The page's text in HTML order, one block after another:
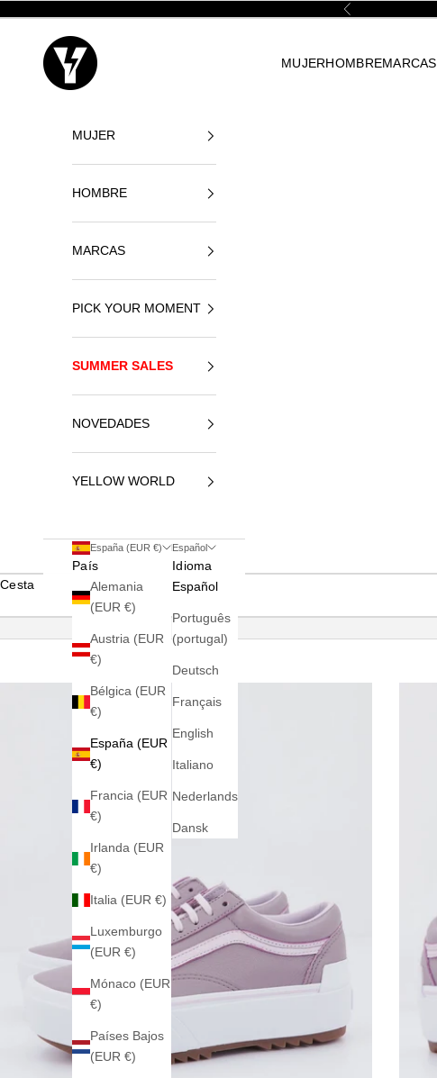
Anterior
Yellowshop
MUJERHOMBREMARCAS
MUJER
HOMBRE
MARCAS
PICK YOUR MOMENT
SUMMER SALES
NOVEDADES
YELLOW WORLD
España (EUR €)
País
Alemania
(EUR €)
Austria (EUR
€)
Bélgica (EUR
€)
España (EUR
€)
Francia (EUR
€)
Irlanda (EUR
€)
Italia (EUR €)
Luxemburgo
(EUR €)
Mónaco (EUR
€)
Países Bajos
(EUR €)
Español
Idioma
Español
Português
(portugal)
Deutsch
Français
English
Italiano
Nederlands
Dansk
Cesta